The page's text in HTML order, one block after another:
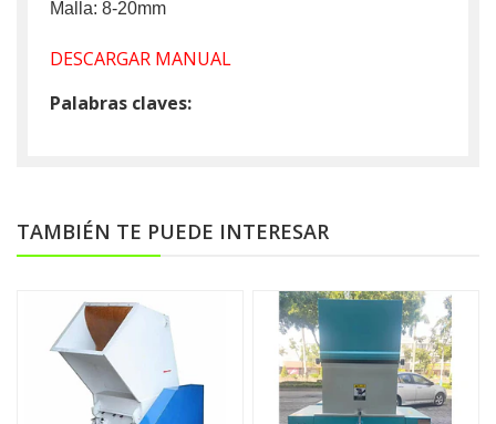
Malla: 8-20mm
DESCARGAR MANUAL
Palabras claves:
TAMBIÉN TE PUEDE INTERESAR